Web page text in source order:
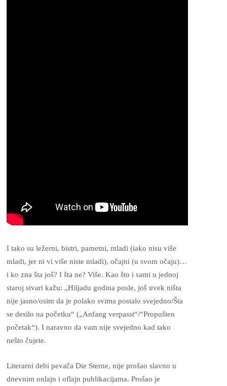
I tako su ležerni, bistri, pametni, mladi (iako nisu više
mladi, jer ni vi više niste mladi), očajni (u svom očaju)…
i ko zna šta još? I šta ne? Više. Kao što i sami u jednoj
staroj stvari kažu: „Hiljadu godina posle, još uvek ništa
nije jasno/osim da je polako svima postalo svejedno/Šta
se desilo na početku“ („Anfang verpasst“/“Propušten
početak“). I naravno da vam nije svejedno kad tako
nešto čujete.
Literarni debi pevača Die Sterne, nije prošao slavno u
dnevnim onlajn i oflajn publikacijama. Prošao je